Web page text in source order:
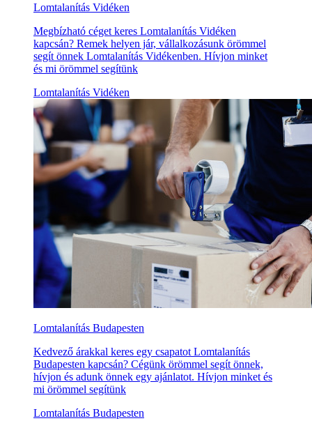
Lomtalanítás Vidéken
Megbízható céget keres Lomtalanítás Vidéken
kapcsán? Remek helyen jár, vállalkozásunk örömmel
segít önnek Lomtalanítás Vidékenben. Hívjon minket
és mi örömmel segítünk
Lomtalanítás Vidéken
Lomtalanítás Budapesten
Kedvező árakkal keres egy csapatot Lomtalanítás
Budapesten kapcsán? Cégünk örömmel segít önnek,
hívjon és adunk önnek egy ajánlatot. Hívjon minket és
mi örömmel segítünk
Lomtalanítás Budapesten